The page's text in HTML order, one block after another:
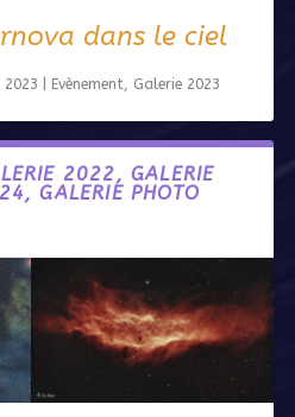
dans le ciel
2023 Evènement, Galerie 2023
2022, GALERIE
GALERIE PHOTO